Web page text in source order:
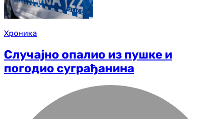
Хроника
Случајно опалио из пушке и
погодио суграђанина